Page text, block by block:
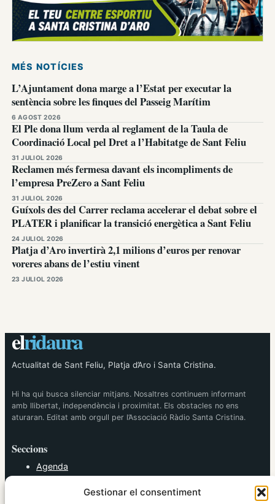
Gestionar el consentiment
MÉS NOTÍCIES
L’Ajuntament dona marge a l’Estat per executar la
sentència sobre les finques del Passeig Marítim
6 AGOST 2026
El Ple dona llum verda al reglament de la Taula de
Coordinació Local pel Dret a l’Habitatge de Sant Feliu
31 JULIOL 2026
Reclamen més fermesa davant els incompliments de
l’empresa PreZero a Sant Feliu
31 JULIOL 2026
Guíxols des del Carrer reclama accelerar el debat sobre el
PLATER i planificar la transició energètica a Sant Feliu
24 JULIOL 2026
Platja d’Aro invertirà 2,1 milions d’euros per renovar
voreres abans de l’estiu vinent
23 JULIOL 2026
elridaura
Actualitat de Sant Feliu, Platja d’Aro i Santa Cristina.
Hi ha qui busca silenciar mitjans. Nosaltres continuem informant
amb llibertat, independència i proximitat. Els obstacles no ens
aturaran. Editat amb orgull per l’Associació Ràdio Santa Cristina.
Seccions
Agenda